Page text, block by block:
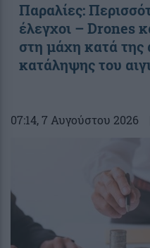
Παραλίες:
έλεγχοι – Drones
στη μάχη κατά της
κατάληψης του
07:14, 7 Αυγούστου 2026